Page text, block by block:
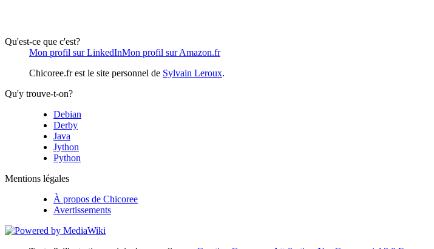
Qu'est-ce que c'est?
Mon profil sur LinkedInMon profil sur Amazon.fr
Chicoree.fr est le site personnel de Sylvain Leroux.
Qu'y trouve-t-on?
Debian
Derby
Java
Jython
Python
Mentions légales
À propos de Chicoree
Avertissements